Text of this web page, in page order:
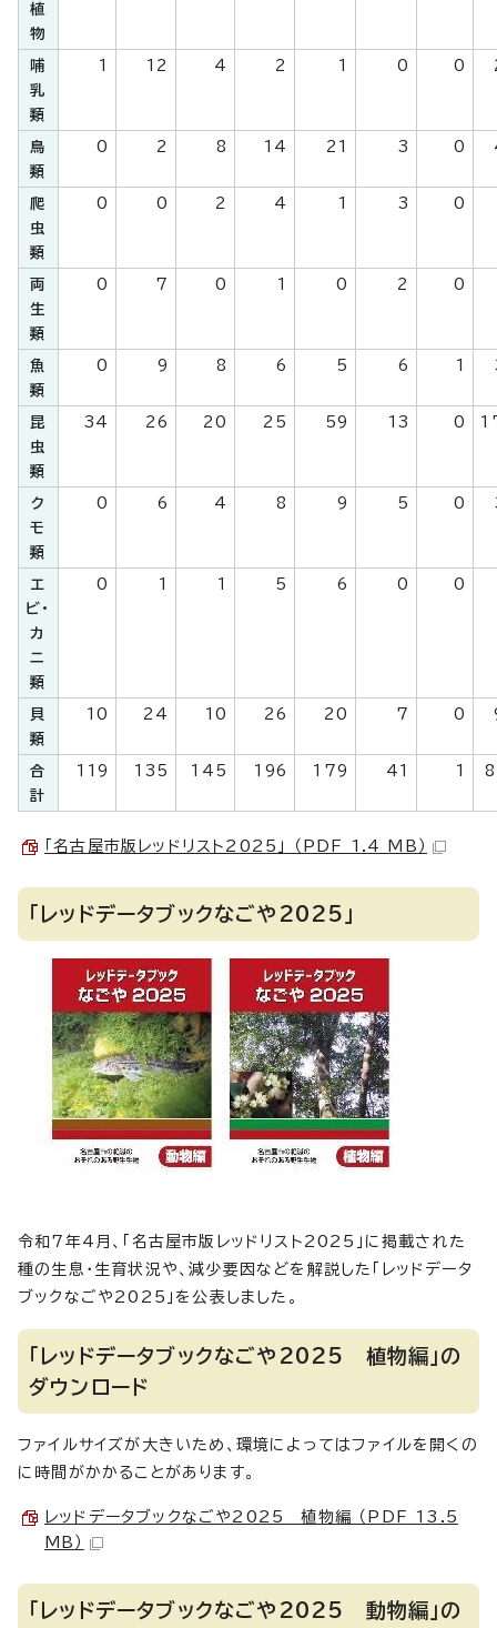
植
物
哺
乳
類
1 12 4 2 1 0 0
鳥
類
0 2 8 14 21 3 0
爬
虫
類
0 0 2 4 1 3 0
両
生
類
0 7 0 1 0 2 0
魚
類
0 9 8 6 5 6 1
昆
虫
類
34 26 20 25 59 13 0
ク
モ
類
0 6 4 8 9 5 0
エ
ビ・
カ
ニ
類
0 1 1 5 6 0 0
貝
類
10 24 10 26 20 7 0
合
計
119 135 145 196 179 41 1
「名古屋市版レッドリスト2025」 （PDF 1.4 MB）
「レッドデータブックなごや2025」
令和7年4月、「名古屋市版レッドリスト2025」に掲載された
種の生息・生育状況や、減少要因などを解説した「レッドデータ
ブックなごや2025」を公表しました。
「レッドデータブックなごや2025 植物編」の
ダウンロード
ファイルサイズが大きいため、環境によってはファイルを開くの
に時間がかかることがあります。
レッドデータブックなごや2025 植物編 （PDF 13.5
MB）
「レッドデータブックなごや2025 動物編」の